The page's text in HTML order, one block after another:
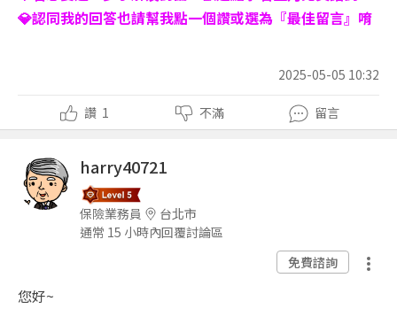
💎認同我的回答也請幫我點一個讚或選為『最佳留言』唷
2025-05-05 10:32
讚 1 不滿 留言
harry40721
保險業務員
台北市
通常 15 小時內回覆討論區
免費諮詢
您好~